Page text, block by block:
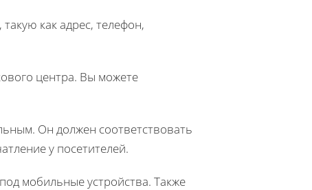
как адрес, телефон,
центра. Вы можете
Он должен соответствовать
у посетителей.
мобильные устройства. Также